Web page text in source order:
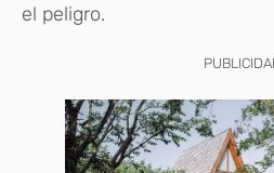
el peligro.